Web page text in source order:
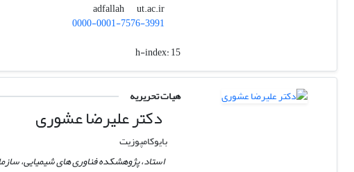
adfallah
ut.ac.ir
0000-0001-7576-3991
h-index:15
هیات تحریریه
دکتر علیرضا عشوری
بایوکامپوزیت
استاد، پژوهشکده فناوری های شیمیایی،